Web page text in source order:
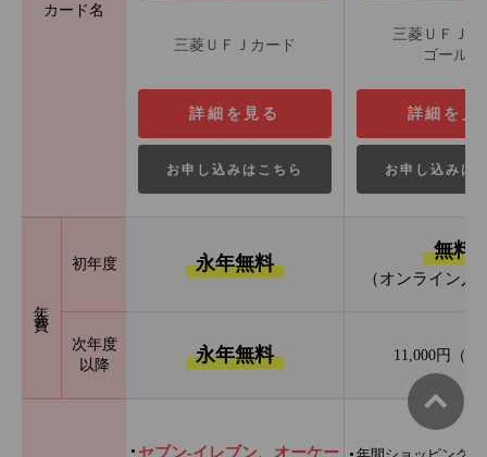
カード名
三菱ＵＦＪカード
三菱ＵＦＪカ
ゴールド
詳細を見る
お申し込みはこちら
詳細を見
お申し込みは
年会費
初年度 永年無料
無料
（オンライン入
次年度
以降
永年無料 11,000円（税
セブン‐イレブン、オーケー